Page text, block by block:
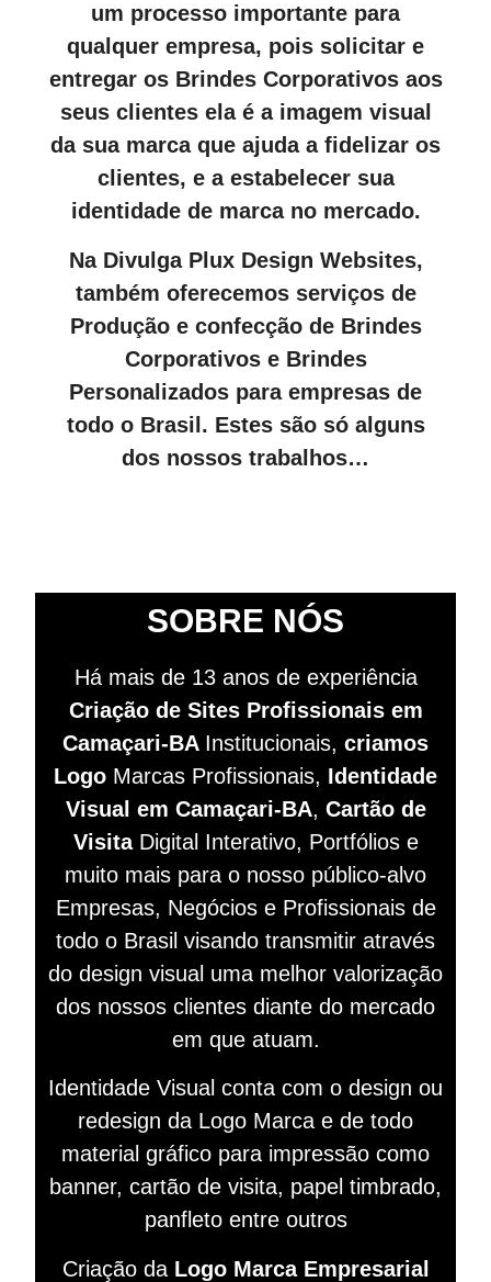
um processo importante para
qualquer empresa, pois solicitar e
entregar os Brindes Corporativos aos
seus clientes ela é a imagem visual
da sua marca que ajuda a fidelizar os
clientes, e a estabelecer sua
identidade de marca no mercado.
Na Divulga Plux Design Websites,
também oferecemos serviços de
Produção e confecção de Brindes
Corporativos e Brindes
Personalizados para empresas de
todo o Brasil. Estes são só alguns
dos nossos trabalhos…
SOBRE NÓS
Há mais de 13 anos de experiência
Criação de Sites Profissionais em
Camaçari-BA Institucionais, criamos
Logo Marcas Profissionais, Identidade
Visual em Camaçari-BA, Cartão de
VisitaDigital Interativo, Portfólios e
muito mais para o nosso público-alvo
Empresas, Negócios e Profissionais de
todo o Brasil visando transmitir através
do design visual uma melhor valorização
dos nossos clientes diante do mercado
em que atuam.
Identidade Visual conta com o design ou
redesign da Logo Marca e de todo
material gráfico para impressão como
banner, cartão de visita, papel timbrado,
panfleto entre outros
Criação da Logo Marca Empresarial